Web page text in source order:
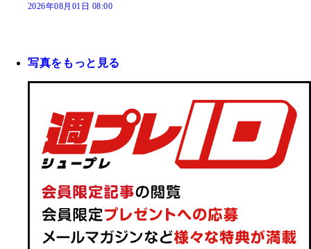
2026年08月01日 08:00
写真をもっと見る